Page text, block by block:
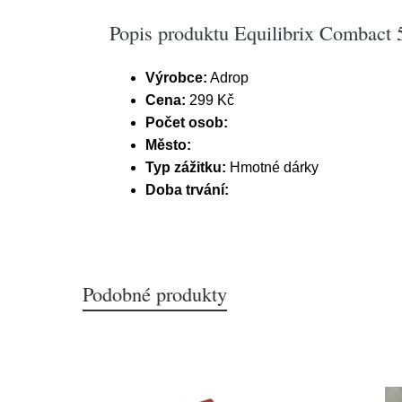
Popis produktu Equilibrix Combact
Výrobce: Adrop
Cena: 299 Kč
Počet osob:
Město:
Typ zážitku: Hmotné dárky
Doba trvání:
Podobné produkty